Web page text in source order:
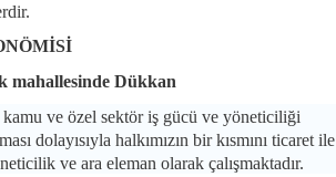
mahallesinde Dükkan
kamu ve özel sektör iş gücü ve yöneticiliği
dolayısıyla halkımızın bir kısmını ticaret ile
ve ara eleman olarak çalışmaktadır.